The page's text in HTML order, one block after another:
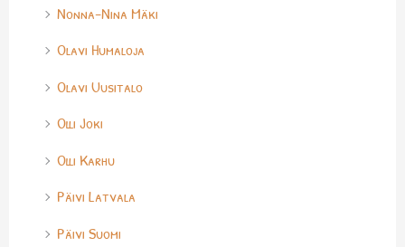
Nonna-Nina Mäki
Olavi Humaloja
Olavi Uusitalo
Olli Joki
Olli Karhu
Päivi Latvala
Päivi Suomi